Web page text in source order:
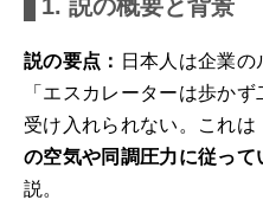
1. 説の概要と背景
説の要点： 日本人は企業の
「エスカレーターは歩か
受け入れられない。これは
の空気や同調圧力に従って
説。